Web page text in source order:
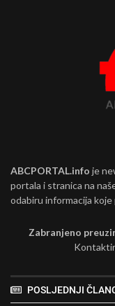
ABCPORTAL.info je
portala i stranica na
odabiru informacija
Zabranjeno
POSLJEDNJI